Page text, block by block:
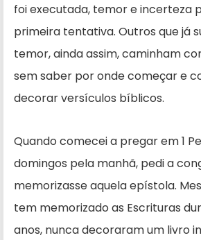
foi executada, temor e incerteza
primeira tentativa. Outros que já
temor, ainda assim, caminham
sem saber por onde começar e
decorar versículos bíblicos.
Quando comecei a pregar em 1
domingos pela manhã, pedi a
memorizasse aquela epístola.
tem memorizado as Escrituras
anos, nunca decoraram um livro